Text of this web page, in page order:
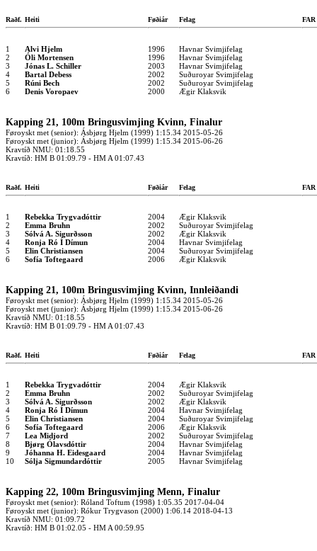
Raðf. Heiti Føðiár Felag FAR
1 Alvi Hjelm 1996
Havnar Svimjifelag
2
Óli Mortensen 1996
Havnar Svimjifelag
3
Jónas L. Schiller 2003
Havnar Svimjifelag
4
Bartal Debess 2002
Suðuroyar Svimjifelag
5
Rúni Bech 2002
Suðuroyar Svimjifelag
6
Denis Voropaev 2000 Ægir Klaksvik
Kapping 21, 100m Bringusvimjing Kvinn, Finalur
Føroyskt met (senior): Ásbjørg Hjelm (1999) 1:15.34 2015-05-26
Føroyskt met (junior): Ásbjørg Hjelm (1999) 1:15.34 2015-06-26
Kravtíð NMU: 01:18.55
Kravtíð: HM B 01:09.79 - HM A 01:07.43
Raðf. Heiti Føðiár Felag FAR
1 Rebekka Trygvadóttir 2004
Ægir Klaksvik
2
Emma Bruhn 2002
Suðuroyar Svimjifelag
3
Sólvá A. Sigurðsson 2002
Ægir Klaksvik
4
Ronja Ró Í Dímun 2004
Havnar Svimjifelag
5
Elin Christiansen 2004
Suðuroyar Svimjifelag
6
Sofía Toftegaard 2006 Ægir Klaksvik
Kapping 21, 100m Bringusvimjing Kvinn, Innleiðandi
Føroyskt met (senior): Ásbjørg Hjelm (1999) 1:15.34 2015-05-26
Føroyskt met (junior): Ásbjørg Hjelm (1999) 1:15.34 2015-06-26
Kravtíð NMU: 01:18.55
Kravtíð: HM B 01:09.79 - HM A 01:07.43
Raðf. Heiti Føðiár Felag FAR
1 Rebekka Trygvadóttir 2004
Ægir Klaksvik
2
Emma Bruhn 2002
Suðuroyar Svimjifelag
3
Sólvá A. Sigurðsson 2002
Ægir Klaksvik
4
Ronja Ró Í Dímun 2004
Havnar Svimjifelag
5
Elin Christiansen 2004
Suðuroyar Svimjifelag
6
Sofía Toftegaard 2006
Ægir Klaksvik
7
Lea Midjord 2002
Suðuroyar Svimjifelag
8
Bjørg Ólavsdóttir 2004
Havnar Svimjifelag
9
Jóhanna H. Eidesgaard 2004
Havnar Svimjifelag
10
Sólja Sigmundardóttir 2005 Havnar Svimjifelag
Kapping 22, 100m Bringusvimjing Menn, Finalur
Føroyskt met (senior): Róland Toftum (1998) 1:05.35 2017-04-04
Føroyskt met (junior): Rókur Trygvason (2000) 1:06.14 2018-04-13
Kravtíð NMU: 01:09.72
Kravtíð: HM B 01:02.05 - HM A 00:59.95